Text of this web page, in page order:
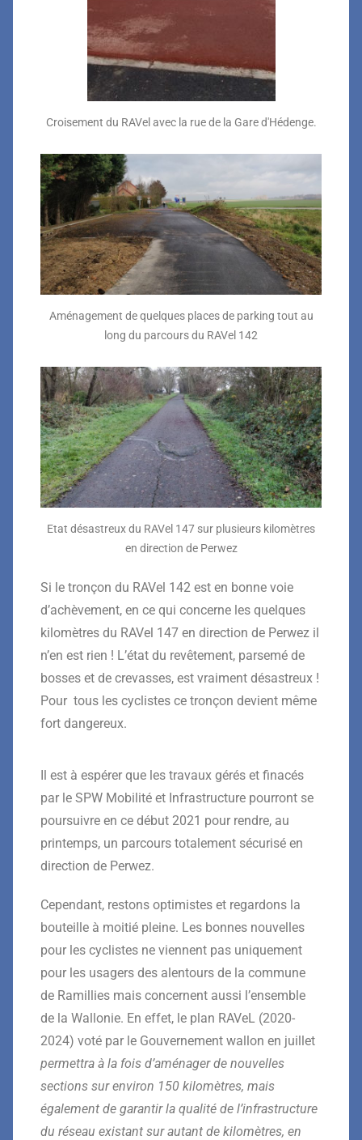
Croisement du RAVel avec la rue de la Gare d'Hédenge.
Aménagement de quelques places de parking tout au
long du parcours du RAVel 142
Etat désastreux du RAVel 147 sur plusieurs kilomètres
en direction de Perwez
Si le tronçon du RAVel 142 est en bonne voie
d’achèvement, en ce qui concerne les quelques
kilomètres du RAVel 147 en direction de Perwez il
n’en est rien ! L’état du revêtement, parsemé de
bosses et de crevasses, est vraiment désastreux !
Pour tous les cyclistes ce tronçon devient même
fort dangereux.
Il est à espérer que les travaux gérés et finacés
par le SPW Mobilité et Infrastructure pourront se
poursuivre en ce début 2021 pour rendre, au
printemps, un parcours totalement sécurisé en
direction de Perwez.
Cependant, restons optimistes et regardons la
bouteille à moitié pleine. Les bonnes nouvelles
pour les cyclistes ne viennent pas uniquement
pour les usagers des alentours de la commune
de Ramillies mais concernent aussi l’ensemble
de la Wallonie. En effet, le plan RAVeL (2020-
2024) voté par le Gouvernement wallon en juillet
permettra à la fois d’aménager de nouvelles
sections sur environ 150 kilomètres, mais
également de garantir la qualité de l’infrastructure
du réseau existant sur autant de kilomètres, en